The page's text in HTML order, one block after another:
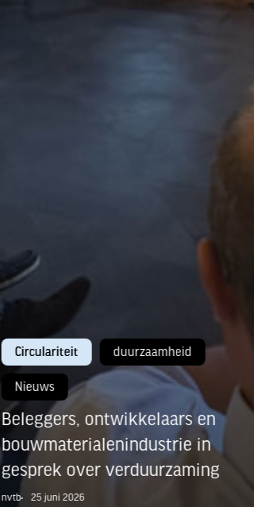
Circulariteit duurzaamheid
Nieuws
Beleggers, ontwikkelaars en
bouwmaterialenindustrie in
gesprek over verduurzaming
nvtb 25 juni 2026